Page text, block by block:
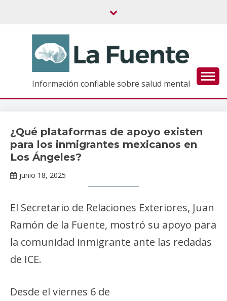
Información confiable sobre salud mental
Noticias
¿Qué plataformas de apoyo existen
para los inmigrantes mexicanos en
Los Ángeles?
junio 18, 2025
Claudia
El Secretario de Relaciones Exteriores, Juan
Ramón de la Fuente, mostró su apoyo para
la comunidad inmigrante ante las redadas
de ICE.
Desde el viernes 6 de